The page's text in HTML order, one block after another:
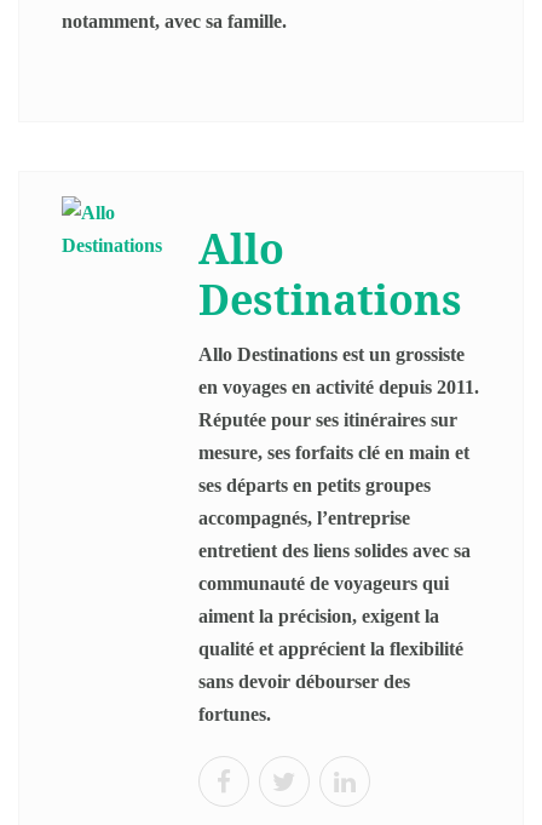
notamment, avec sa famille.
Allo
Destinations
Allo Destinations est un grossiste
en voyages en activité depuis 2011.
Réputée pour ses itinéraires sur
mesure, ses forfaits clé en main et
ses départs en petits groupes
accompagnés, l’entreprise
entretient des liens solides avec sa
communauté de voyageurs qui
aiment la précision, exigent la
qualité et apprécient la flexibilité
sans devoir débourser des
fortunes.